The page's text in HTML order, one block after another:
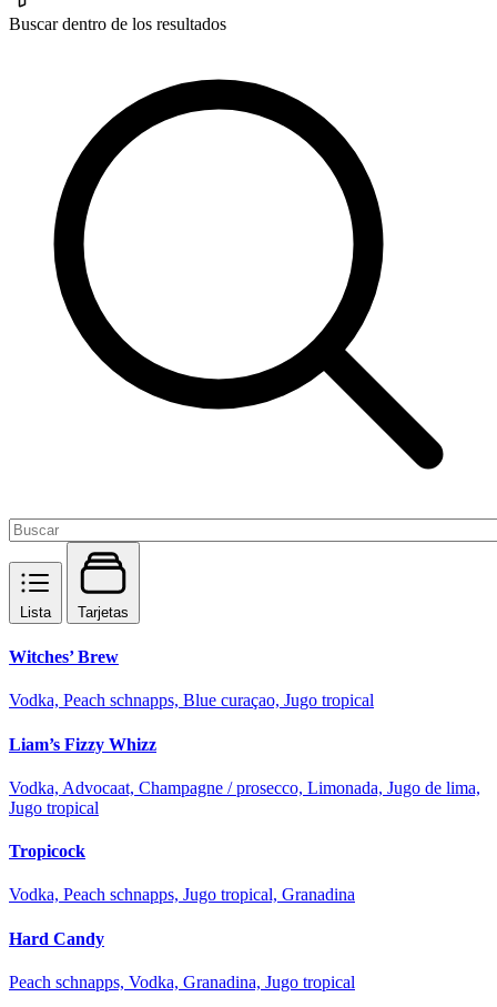
Buscar dentro de los resultados
Lista Tarjetas
Witches’ Brew
Vodka, Peach schnapps, Blue curaçao, Jugo tropical
Liam’s Fizzy Whizz
Vodka, Advocaat, Champagne / prosecco, Limonada, Jugo de lima,
Jugo tropical
Tropicock
Vodka, Peach schnapps, Jugo tropical, Granadina
Hard Candy
Peach schnapps, Vodka, Granadina, Jugo tropical